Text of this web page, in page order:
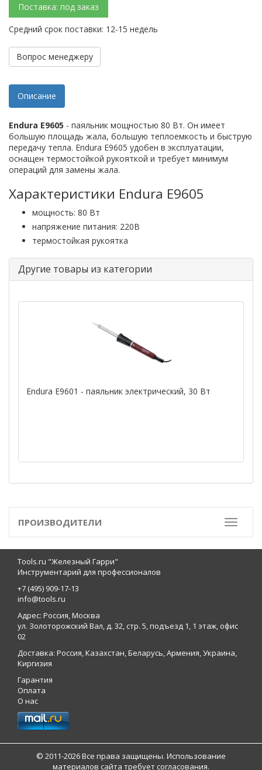
Поставка: под заказ
Средний срок поставки: 12-15 недель
Вопрос менеджеру
Описание
Endura E9605 - паяльник мощностью 80 Вт. Он имеет
большую площадь жала, большую теплоемкость и быструю
передачу тепла. Endura E9605 удобен в эксплуатации,
оснащен термостойкой рукояткой и требует минимум
операций для замены жала.
Характеристики Endura E9605
мощность: 80 Вт
напряжение питания: 220В
термостойкая рукоятка
Другие товары из категории
Endura E9601 - паяльник электрический, 30 Вт
Toggle
ПРОИЗВОДИТЕЛИ
Tools.ru "Железный Гарри"
Инструментарий для профессионалов
+7 (495) 909-17-13
info@tools.ru
Адрес: Россия, Москва
ул. Золоторожский Вал, д. 32, стр. 5, подъезд 1, 1 этаж, офис
02
Доставка: Россия, Казахстан, Беларусь, Армения, Украина,
Киргизия
Гарантия
Оплата
О нас
© 2011-2026 Все права защищены. Использование
материалов сайта требует согласования.